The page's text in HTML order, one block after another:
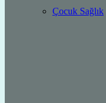
Çocuk Sağlık